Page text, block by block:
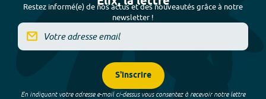
Restez informé(e) de nos actus et des nouveautés grâce à notre
newsletter !
S'inscrire
En indiquant votre adresse e-mail ci-dessus vous consentez à recevoir notre lettre